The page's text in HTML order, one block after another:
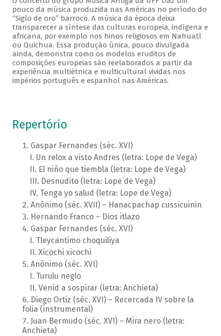
pouco da música produzida nas Américas no período do
“Siglo de oro” barroco. A música da época deixa
transparecer a síntese das culturas europeia, indígena e
africana, por exemplo nos hinos religiosos em Nahuatl
ou Quichua. Essa produção única, pouco divulgada
ainda, demonstra como os modelos eruditos de
composições europeias são reelaborados a partir da
experiência multiétnica e multicultural vividas nos
impérios português e espanhol nas Américas.
Repertório
Gaspar Fernandes (séc. XVI)
Un relox a visto Andres (letra: Lope de Vega)
El niño que tiembla (letra: Lope de Vega)
Desnudito (letra: Lope de Vega)
Tenga yo salud (letra: Lope de Vega)
Anônimo (séc. XVII) – Hanacpachap cussicuinin
Hernando Franco – Dios itlazo
Gaspar Fernandes (séc. XVI)
Tleycantimo choquiliya
Xicochi xicochi
Anônimo (séc. XVI)
Turulu neglo
Venid a sospirar (letra: Anchieta)
Diego Ortiz (séc. XVI) – Recercada IV sobre la
folia (instrumental)
Juan Bermudo (séc. XVI) – Mira nero (letra:
Anchieta)